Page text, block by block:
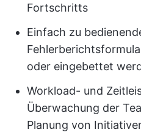
Fortschritts
Einfach zu
oder eingebettet
Workload- und
Überwachung der
Planung von